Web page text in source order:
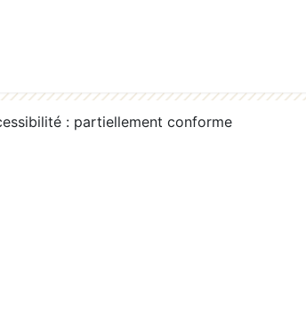
: partiellement conforme